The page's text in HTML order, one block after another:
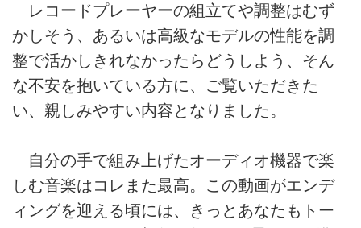
レコードプレーヤーの組立てや調整はむず
かしそう、あるいは高級なモデルの性能を調
整で活かしきれなかったらどうしよう、そん
な不安を抱いている方に、ご覧いただきた
い、親しみやすい内容となりました。
自分の手で組み上げたオーディオ機器で楽
しむ音楽はコレまた最高。この動画がエンデ
ィングを迎える頃には、きっとあなたもトー